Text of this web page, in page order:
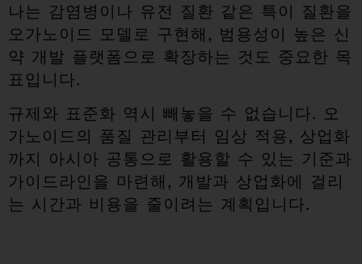
나는 감염병이나 유전 질환 같은 특이 질환을
오가노이드 모델로 구현해, 범용성이 높은 신
약 개발 플랫폼으로 확장하는 것도 중요한 목
표입니다.
규제와 표준화 역시 빼놓을 수 없습니다. 오
가노이드의 품질 관리부터 임상 적용, 상업화
까지 아시아 공통으로 활용할 수 있는 기준과
가이드라인을 마련해, 개발과 상업화에 걸리
는 시간과 비용을 줄이려는 계획입니다.